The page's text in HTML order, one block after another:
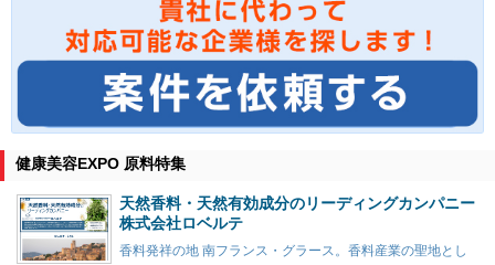
健康美容EXPO 原料特集
天然香料・天然有効成分のリーディングカンパニー
株式会社ロベルテ
香料発祥の地 南フランス・グラース。香料産業の聖地とし